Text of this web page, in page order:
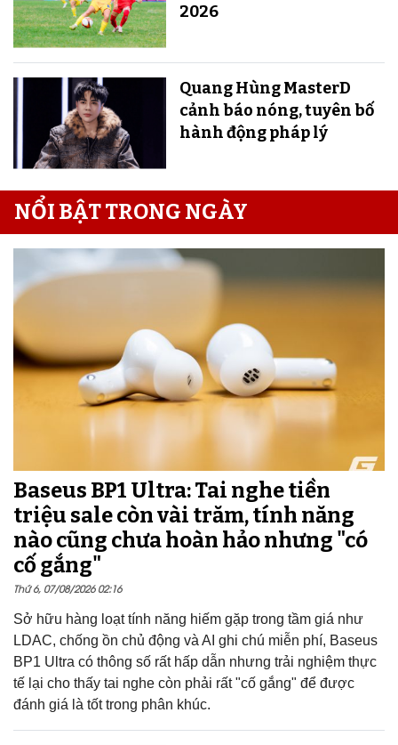
2026
Quang Hùng MasterD
cảnh báo nóng, tuyên bố
hành động pháp lý
NỔI BẬT TRONG NGÀY
Baseus BP1 Ultra: Tai nghe tiền
triệu sale còn vài trăm, tính năng
nào cũng chưa hoàn hảo nhưng "có
cố gắng"
Thứ 6, 07/08/2026 02:16
Sở hữu hàng loạt tính năng hiếm gặp trong tầm giá như
LDAC, chống ồn chủ động và AI ghi chú miễn phí, Baseus
BP1 Ultra có thông số rất hấp dẫn nhưng trải nghiệm thực
tế lại cho thấy tai nghe còn phải rất "cố gắng" để được
đánh giá là tốt trong phân khúc.